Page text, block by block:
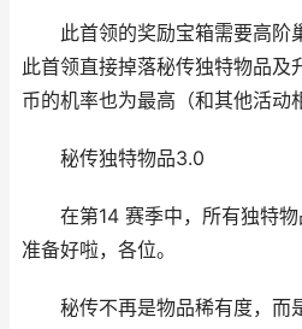
此首领的奖励宝箱需要高阶巢
此首领直接掉落秘传独特物品及
币的机率也为最高（和其他活动
秘传独特物品3.0
在第14 赛季中，所有独特物
准备好啦，各位。
秘传不再是物品稀有度，而